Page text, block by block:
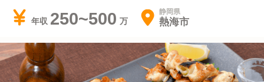
年収 250~500 静岡県
熱海市